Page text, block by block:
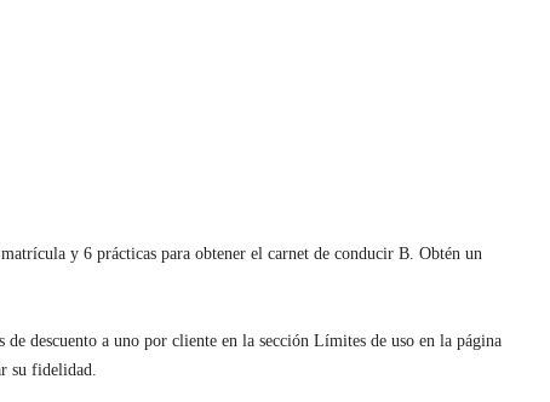
y 6 prácticas para obtener el carnet de conducir B. Obtén un
descuento a uno por cliente en la sección Límites de uso en la página
su fidelidad.